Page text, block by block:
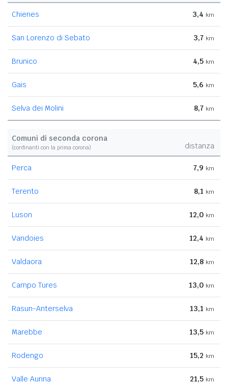
Chienes 3,4 km
San Lorenzo di Sebato 3,7 km
Brunico 4,5 km
Gais 5,6 km
Selva dei Molini 8,7 km
Comuni di seconda corona
(confinanti con la prima corona) distanza
Perca 7,9 km
Terento 8,1 km
Luson 12,0 km
Vandoies 12,4 km
Valdaora 12,8 km
Campo Tures 13,0 km
Rasun-Anterselva 13,1 km
Marebbe 13,5 km
Rodengo 15,2 km
Valle Aurina 21,5 km